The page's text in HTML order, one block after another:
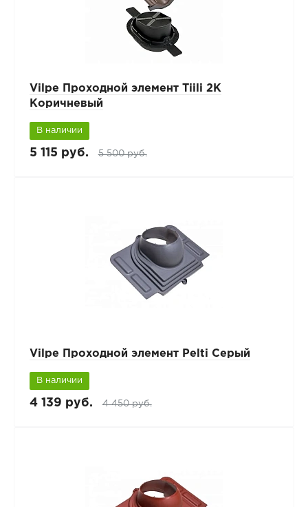
Vilpe Проходной элемент Tiili 2K
Коричневый
В наличии
5 115 руб. 5 500 руб.
Vilpe Проходной элемент Pelti Серый
В наличии
4 139 руб. 4 450 руб.